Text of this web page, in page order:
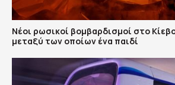
Νέοι ρωσικοί βομβαρδισμοί στο
μεταξύ των οποίων ένα παιδί